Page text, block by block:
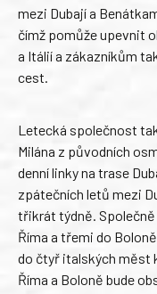
mezi Dubají a
čímž pomůže upevnit
a Itálií a zákazníkům
cest.
Letecká společnost
Milána z původních
denní linky na trase
zpátečních letů mezi
třikrát týdně.
Říma a třemi do
do čtyř italských měst
Říma a Boloně bude